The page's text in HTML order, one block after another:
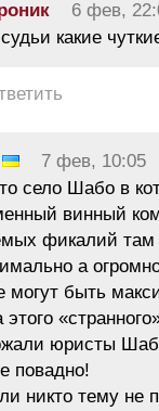
6 фев,
какие
7 фев, 10:05
село Шабо в
винный
фикалий там
а
могут быть
этого
юристы
повадно!
никто тему не